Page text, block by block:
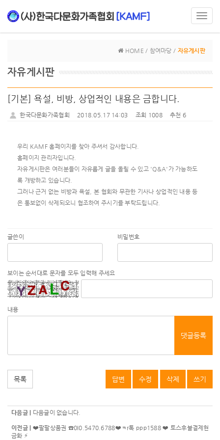
HOME / 참여마당 / 자유게시판
자유게시판
[기본] 욕설, 비방, 상업적인 내용은 금합니다.
한국다문화가족협회 2018.05.17 14:03 조회 1008 추천 6
우리 KAMF 홈페이지를 찾아 주셔서 감사합니다.
홈페이지 관리자입니다.
자유게시판은 여러분들이 자유롭게 글을 올릴 수 있고 'Q&A'가 가능하도
록 개방하고 있습니다.
그러나 근거 없는 비방과 욕설, 본 협회와 무관한 기사나 상업적인 내용 등
은 통보없이 삭제되오니 협조하여 주시기를 부탁드립니다.
글쓴이 비밀번호
보이는 순서대로 문자를 모두 입력해 주세요
내용
댓글등록
목록 답변 수정 삭제 쓰기
다음글 | 다음글이 없습니다.
이전글 | ❤️팔팔상품권 ☎0I0.5470.6788❤️ㅋr톡 ppp1588 ❤️ 토스후불결제현
금화 ⚡